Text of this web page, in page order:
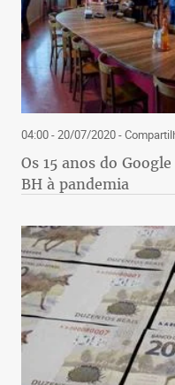
04:00 - 20/07/2020-
Os 15 anos do
BH à pandemia